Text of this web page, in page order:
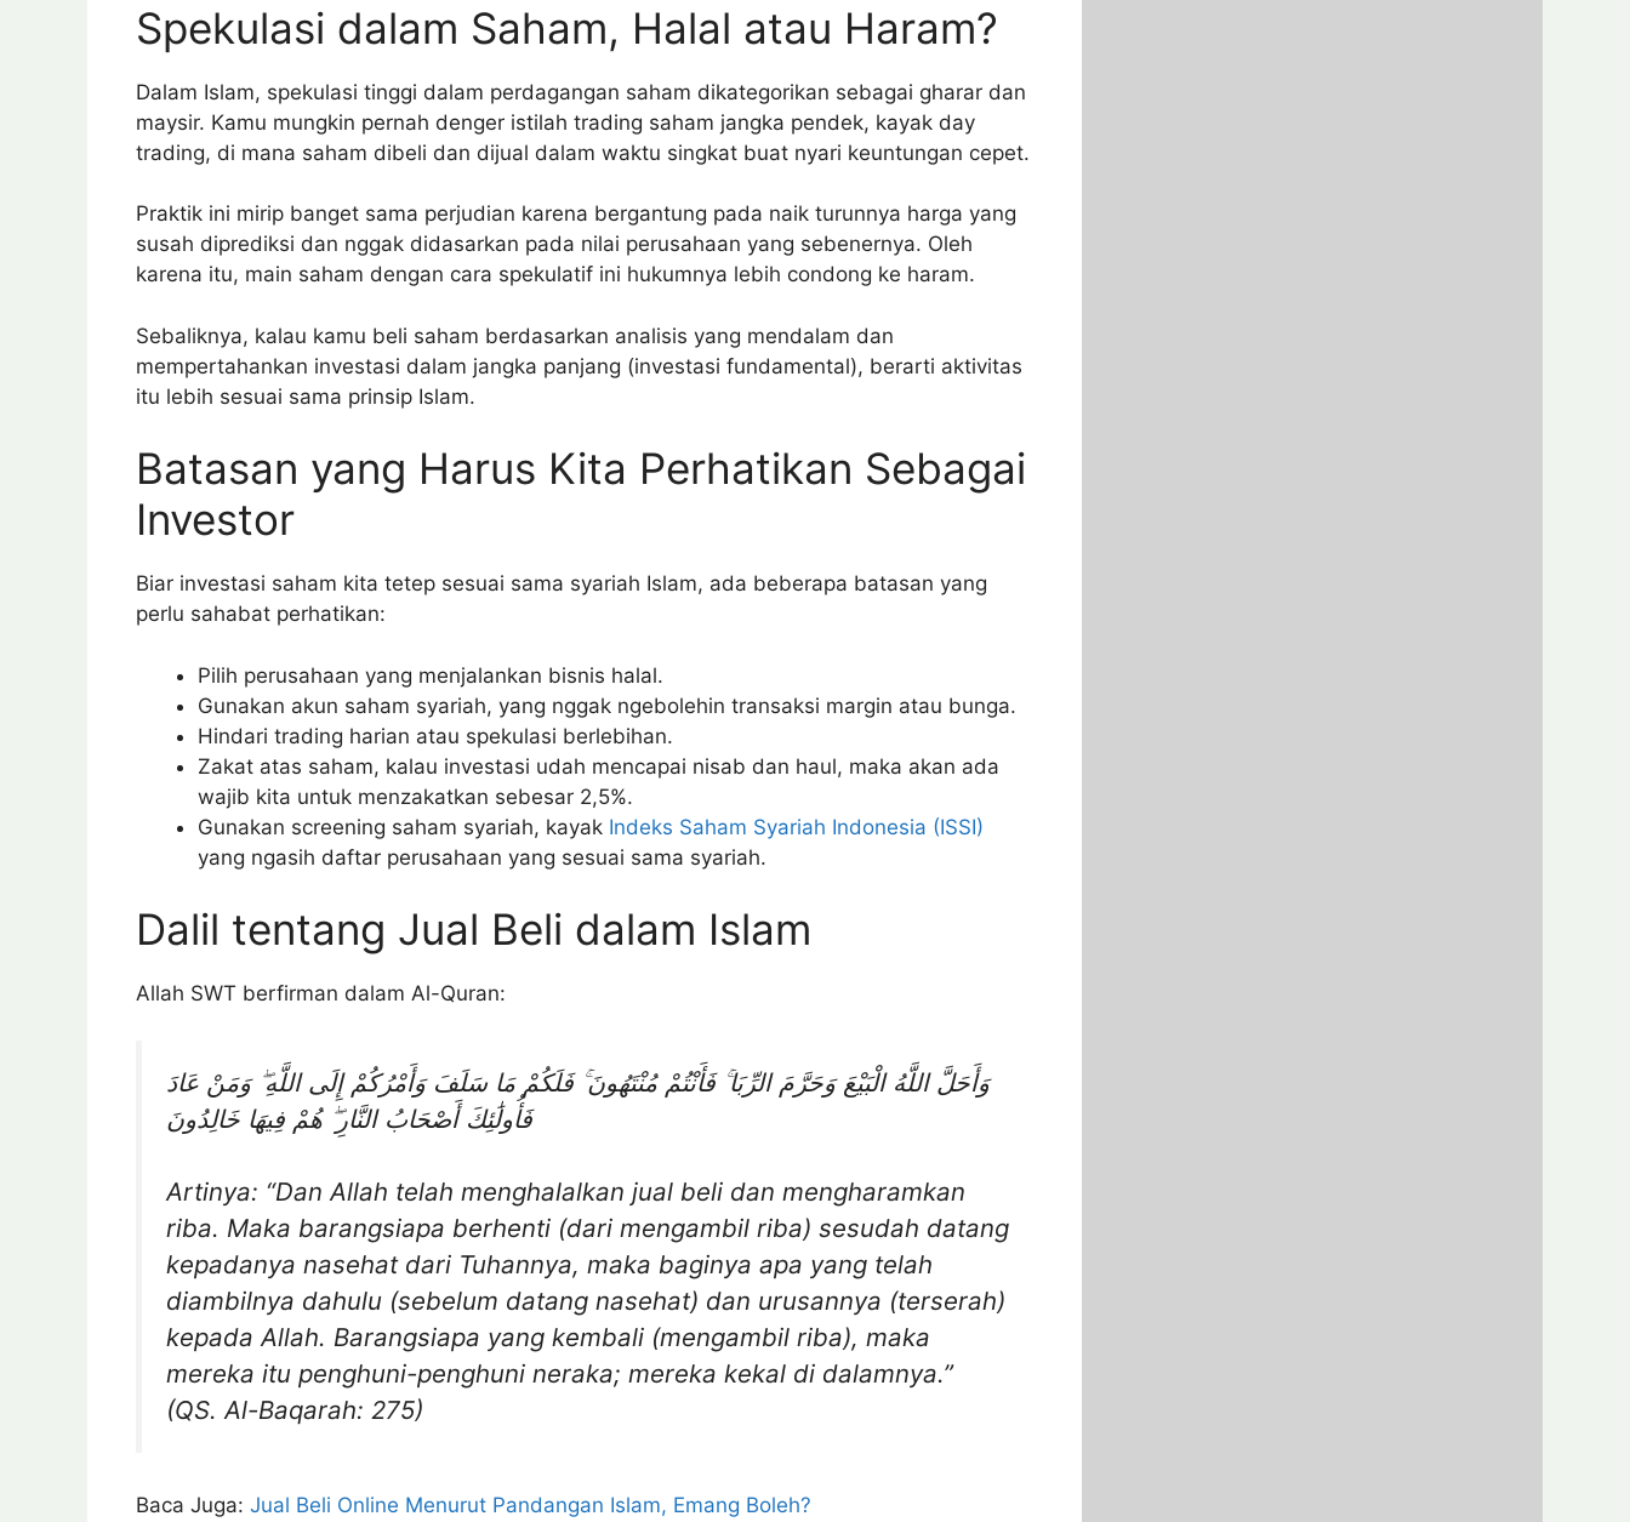
Spekulasi dalam Saham, Halal atau Haram?
Dalam Islam, spekulasi tinggi dalam perdagangan saham dikategorikan sebagai gharar dan
maysir. Kamu mungkin pernah denger istilah trading saham jangka pendek, kayak day
trading, di mana saham dibeli dan dijual dalam waktu singkat buat nyari keuntungan cepet.
Praktik ini mirip banget sama perjudian karena bergantung pada naik turunnya harga yang
susah diprediksi dan nggak didasarkan pada nilai perusahaan yang sebenernya. Oleh
karena itu, main saham dengan cara spekulatif ini hukumnya lebih condong ke haram.
Sebaliknya, kalau kamu beli saham berdasarkan analisis yang mendalam dan
mempertahankan investasi dalam jangka panjang (investasi fundamental), berarti aktivitas
itu lebih sesuai sama prinsip Islam.
Batasan yang Harus Kita Perhatikan Sebagai
Investor
Biar investasi saham kita tetep sesuai sama syariah Islam, ada beberapa batasan yang
perlu sahabat perhatikan:
Pilih perusahaan yang menjalankan bisnis halal.
Gunakan akun saham syariah, yang nggak ngebolehin transaksi margin atau bunga.
Hindari trading harian atau spekulasi berlebihan.
Zakat atas saham, kalau investasi udah mencapai nisab dan haul, maka akan ada
wajib kita untuk menzakatkan sebesar 2,5%.
Gunakan screening saham syariah, kayak Indeks Saham Syariah Indonesia (ISSI)
yang ngasih daftar perusahaan yang sesuai sama syariah.
Dalil tentang Jual Beli dalam Islam
Allah SWT berfirman dalam Al-Quran:
وَأَحَلَّ اللَّهُ الْبَيْعَ وَحَرَّمَ الرِّبَا ۚ فَأَنْتُمْ مُنْتَهُونَ ۚ فَلَكُمْ مَا سَلَفَ وَأَمْرُكُمْ إِلَى اللَّهِ ۖ وَمَنْ عَادَ
فَأُولَٰئِكَ أَصْحَابُ النَّارِ ۖ هُمْ فِيهَا خَالِدُونَ
Artinya: “Dan Allah telah menghalalkan jual beli dan mengharamkan
riba. Maka barangsiapa berhenti (dari mengambil riba) sesudah datang
kepadanya nasehat dari Tuhannya, maka baginya apa yang telah
diambilnya dahulu (sebelum datang nasehat) dan urusannya (terserah)
kepada Allah. Barangsiapa yang kembali (mengambil riba), maka
mereka itu penghuni-penghuni neraka; mereka kekal di dalamnya.”
(QS. Al-Baqarah: 275)
Baca Juga: Jual Beli Online Menurut Pandangan Islam, Emang Boleh?